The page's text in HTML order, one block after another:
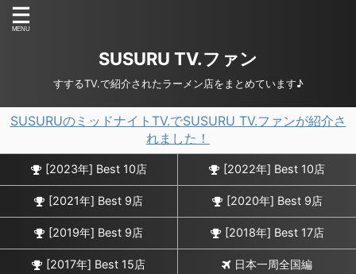
SUSURU TV.ファン
すするTV.で紹介されたラーメン店をまとめています♪
SUSURUのミッドナイトTV.でSUSURU TV.ファンが紹介さ
れました！
[2023年] Best 10店 [2022年] Best 10店
[2021年] Best 9店 [2020年] Best 9店
[2019年] Best 9店 [2018年] Best 17店
[2017年] Best 15店 日本一周全国編